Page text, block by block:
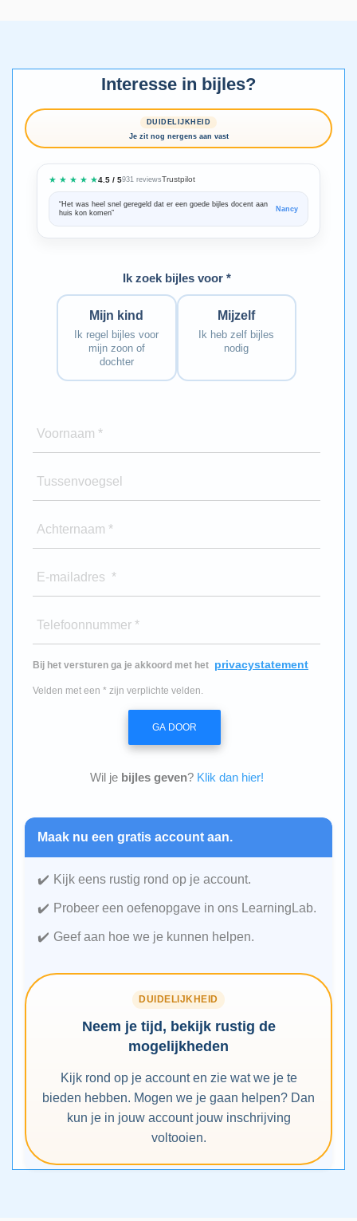
Interesse in bijles?
DUIDELIJKHEID
Je zit nog nergens aan vast
★ ★ ★ ★ ★4.5 / 5931 reviewsTrustpilot
“Het was heel snel geregeld dat er een goede bijles docent aan
huis kon komen”
Nancy
Ik zoek bijles voor *
Mijn kind
Ik regel bijles voor
mijn zoon of
dochter
Mijzelf
Ik heb zelf bijles
nodig
Voornaam *
Tussenvoegsel
Achternaam *
E-mailadres *
Telefoonnummer *
Bij het versturen ga je akkoord met het privacystatement
Velden met een * zijn verplichte velden.
GA DOOR
Wil je bijles geven? Klik dan hier!
Maak nu een gratis account aan.
Kijk eens rustig rond op je account.
Probeer een oefenopgave in ons LearningLab.
Geef aan hoe we je kunnen helpen.
DUIDELIJKHEID
Neem je tijd, bekijk rustig de
mogelijkheden
Kijk rond op je account en zie wat we je te
bieden hebben. Mogen we je gaan helpen? Dan
kun je in jouw account jouw inschrijving
voltooien.